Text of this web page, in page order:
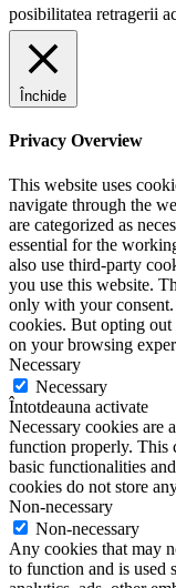
posibilitatea retragerii
Închide
Privacy Overview
This website uses
navigate through the
are categorized as
essential for the
also use third-party
you use this website.
only with your
cookies. But opting out
on your browsing
Necessary
Necessary
Întotdeauna activate
Necessary cookies are
function properly. This
basic functionalities
cookies do not store
Non-necessary
Non-necessary
Any cookies that may
to function and is used